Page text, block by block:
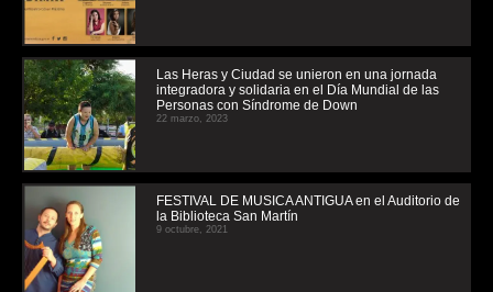
Las Heras y Ciudad se unieron en una jornada
integradora y solidaria en el Día Mundial de las
Personas con Síndrome de Down
22 marzo, 2023
FESTIVAL DE MUSICA ANTIGUA en el Auditorio de
la Biblioteca San Martín
9 octubre, 2021